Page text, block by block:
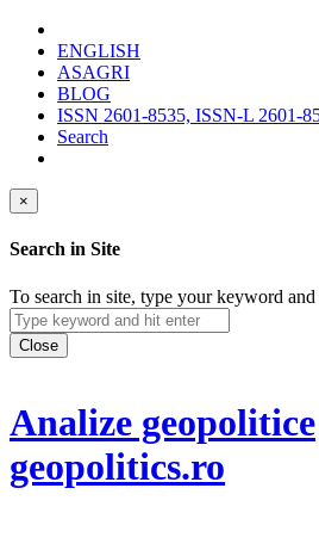
ENGLISH
ASAGRI
BLOG
ISSN 2601-8535, ISSN-L 2601-
Search
×
Search in Site
To search in site, type your keyword
Close
Analize geopolitice
geopolitics.ro